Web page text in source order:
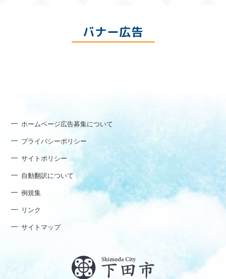
バナー広告
ホームページ広告募集について
プライバシーポリシー
サイトポリシー
自動翻訳について
例規集
リンク
サイトマップ